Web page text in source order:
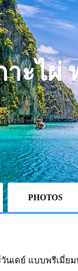
าะไผ่
PHOTOS
เดย์ แบบพรีเมี่ยม